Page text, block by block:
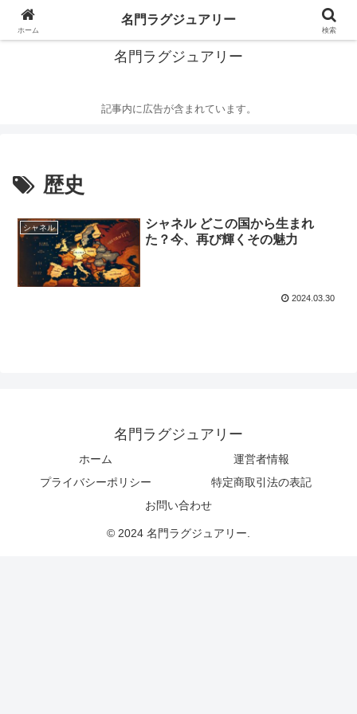
華麗なるハイブランドの世界
名門ラグジュアリー
記事内に広告が含まれています。
歴史
シャネル
シャネル どこの国から生まれ
た？今、再び輝くその魅力
2024.03.30
名門ラグジュアリー
ホーム
運営者情報
プライバシーポリシー
特定商取引法の表記
お問い合わせ
© 2024 名門ラグジュアリー.
ホーム
名門ラグジュアリー
検索